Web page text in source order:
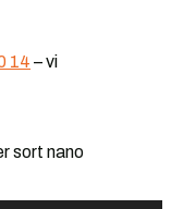
14 – vi
sort nano